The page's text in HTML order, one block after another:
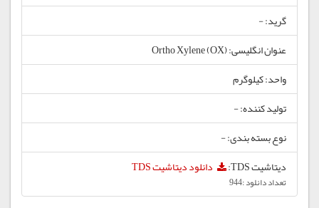
گرید: -
عنوان انگلیسی: Ortho Xylene (OX)
واحد: کیلوگرم
تولید کننده: -
نوع بسته بندی: -
دیتاشیت TDS:
دانلود دیتاشیت TDS
تعداد دانلود :944